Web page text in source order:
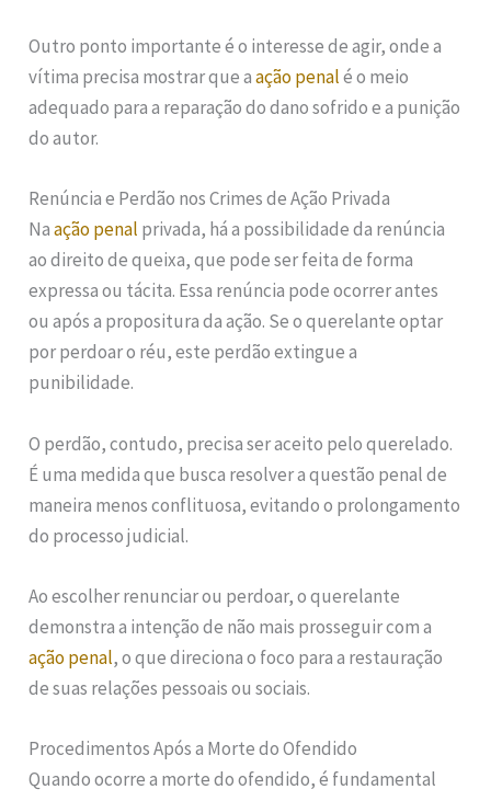
Outro ponto importante é o interesse de agir, onde a
vítima precisa mostrar que aação penalé o meio
adequado para a reparação do dano sofrido e a punição
do autor.
Renúncia e Perdão nos Crimes de Ação Privada
Naação penal privada, há a possibilidade da renúncia
ao direito de queixa, que pode ser feita de forma
expressa ou tácita. Essa renúncia pode ocorrer antes
ou após a propositura da ação. Se o querelante optar
por perdoar o réu, este perdão extingue a
punibilidade.
O perdão, contudo, precisa ser aceito pelo querelado.
É uma medida que busca resolver a questão penal de
maneira menos conflituosa, evitando o prolongamento
do processo judicial.
Ao escolher renunciar ou perdoar, o querelante
demonstra a intenção de não mais prosseguir com a
ação penal, o que direciona o foco para a restauração
de suas relações pessoais ou sociais.
Procedimentos Após a Morte do Ofendido
Quando ocorre a morte do ofendido, é fundamental